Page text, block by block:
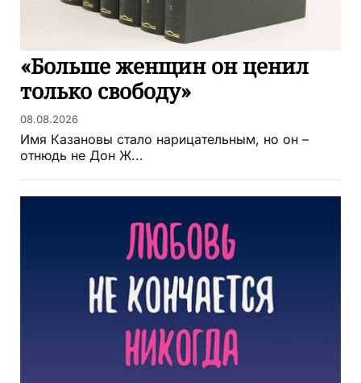
«Больше женщин он ценил
только свободу»
08.08.2026
Имя Казановы стало нарицательным, но он –
отнюдь не Дон Ж...